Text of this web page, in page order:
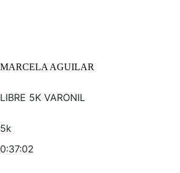
MARCELA AGUILAR
LIBRE 5K VARONIL
5k
0:37:02